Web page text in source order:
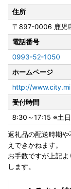
電話番号:0993-
メールアドレス
--- 詳細はヤマト
https://
2.html
住所
〒897-0006 鹿児
電話番号
0993-52-1050
ホームページ
http://
受付時間
8:30～17:15 ※土
返礼品の配送時期
えできかねます。
お手数ですが上記
します。